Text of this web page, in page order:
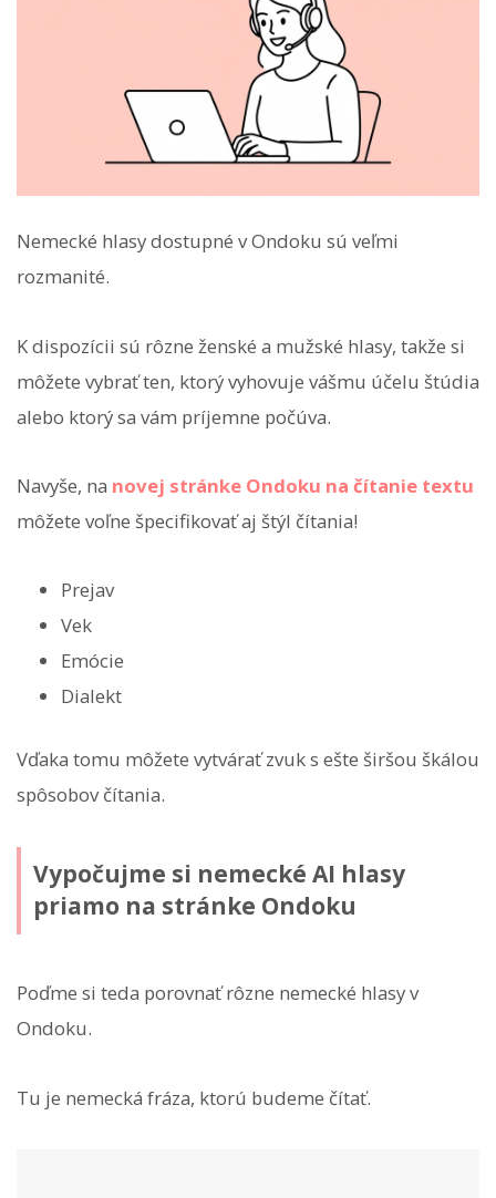
Nemecké hlasy dostupné v Ondoku sú veľmi
rozmanité.
K dispozícii sú rôzne ženské a mužské hlasy, takže si
môžete vybrať ten, ktorý vyhovuje vášmu účelu štúdia
alebo ktorý sa vám príjemne počúva.
Navyše, na novej stránke Ondoku na čítanie textu
môžete voľne špecifikovať aj štýl čítania!
Prejav
Vek
Emócie
Dialekt
Vďaka tomu môžete vytvárať zvuk s ešte širšou škálou
spôsobov čítania.
Vypočujme si nemecké AI hlasy
priamo na stránke Ondoku
Poďme si teda porovnať rôzne nemecké hlasy v
Ondoku.
Tu je nemecká fráza, ktorú budeme čítať.